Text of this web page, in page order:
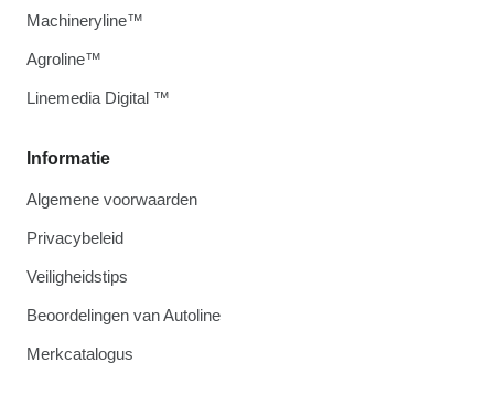
Informatie
Algemene voorwaarden
Privacybeleid
Veiligheidstips
Beoordelingen van Autoline
Merkcatalogus
Machineryline™
Agroline™
Linemedia Digital ™